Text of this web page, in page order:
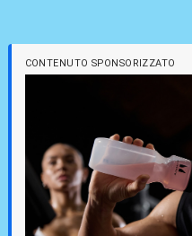
CONTENUTO SPONSORIZZATO